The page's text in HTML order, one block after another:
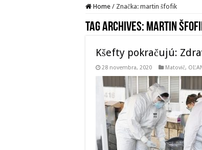
Home / Značka: martin šfofik
Tag Archives: martin
Kšefty pokračujú:
28 novembra, 2020 Matovič,